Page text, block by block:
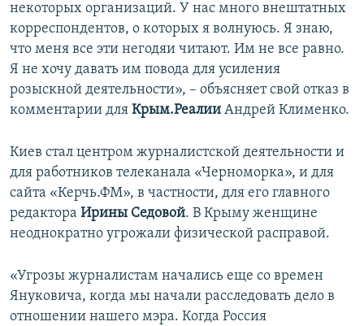
некоторых организаций. У нас много внештатных
корреспондентов, о которых я волнуюсь. Я знаю,
что меня все эти негодяи читают. Им не все равно.
Я не хочу давать им повода для усиления
розыскной деятельности», – объясняет свой отказ в
комментарии для Крым.Реалии Андрей Клименко.
Киев стал центром журналистской деятельности и
для работников телеканала «Черноморка», и для
сайта «Керчь.ФМ», в частности, для его главного
редактора Ирины Седовой. В Крыму женщине
неоднократно угрожали физической расправой.
«Угрозы журналистам начались еще со времен
Януковича, когда мы начали расследовать дело в
отношении нашего мэра. Когда Россия